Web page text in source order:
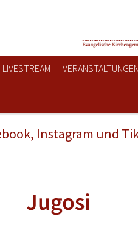
LIVESTREAM VERANSTALTUNGEN
Instagram und
Jugosi